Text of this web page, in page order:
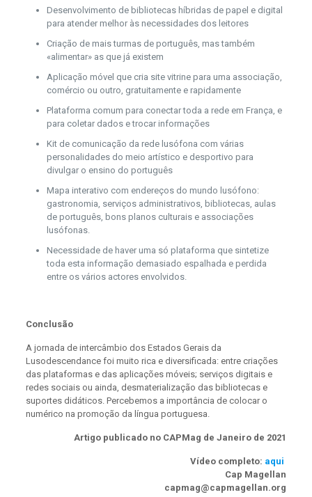
Desenvolvimento de bibliotecas híbridas de papel e digital
para atender melhor às necessidades dos leitores
Criação de mais turmas de português, mas também
«alimentar» as que já existem
Aplicação móvel que cria site vitrine para uma associação,
comércio ou outro, gratuitamente e rapidamente
Plataforma comum para conectar toda a rede em França, e
para coletar dados e trocar informações
Kit de comunicação da rede lusófona com várias
personalidades do meio artístico e desportivo para
divulgar o ensino do português
Mapa interativo com endereços do mundo lusófono:
gastronomia, serviços administrativos, bibliotecas, aulas
de português, bons planos culturais e associações
lusófonas.
Necessidade de haver uma só plataforma que sintetize
toda esta informação demasiado espalhada e perdida
entre os vários actores envolvidos.
Conclusão
A jornada de intercâmbio dos Estados Gerais da
Lusodescendance foi muito rica e diversificada: entre criações
das plataformas e das aplicações móveis; serviços digitais e
redes sociais ou ainda, desmaterialização das bibliotecas e
suportes didáticos. Percebemos a importância de colocar o
numérico na promoção da língua portuguesa.
Artigo publicado no CAPMag de Janeiro de 2021
Vídeo completo: aqui
Cap Magellan
capmag@capmagellan.org